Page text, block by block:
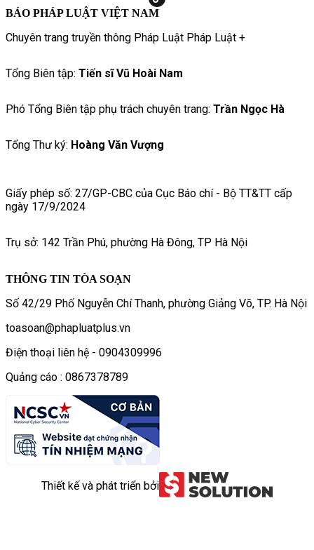
BÁO PHÁP LUẬT VIỆT NAM
Chuyên trang truyền thông Pháp Luật Pháp Luật +
Tổng Biên tập: Tiến sĩ Vũ Hoài Nam
Phó Tổng Biên tập phụ trách chuyên trang: Trần Ngọc Hà
Tổng Thư ký: Hoàng Văn Vượng
Giấy phép số: 27/GP-CBC của Cục Báo chí - Bộ TT&TT cấp
ngày 17/9/2024
Trụ sở: 142 Trần Phú, phường Hà Đông, TP Hà Nội
THÔNG TIN TÒA SOẠN
Số 42/29 Phố Nguyễn Chí Thanh, phường Giảng Võ, TP. Hà Nội
toasoan@phapluatplus.vn
Điện thoại liên hệ - 0904309996
Quảng cáo : 0867378789
Thiết kế và phát triển bởi